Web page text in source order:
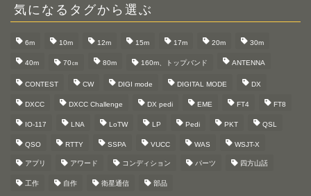
気になるタグから選ぶ
6m 10m 12m 15m 17m 20m 30m
40m 70㎝ 80m 160m、トップバンド ANTENNA
CONTEST CW DIGI mode DIGITAL MODE DX
DXCC DXCC Challenge DX pedi EME FT4 FT8
IO-117 LNA LoTW LP Pedi PKT QSL
QSO RTTY SSPA VUCC WAS WSJT-X
アプリ アワード コンディション パーツ 四方山話
工作 自作 衛星通信 部品